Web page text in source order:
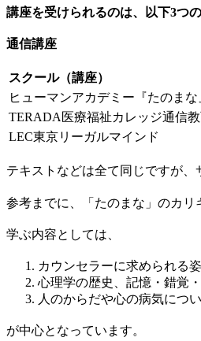
講座を受けられるのは、以下3つ
通信講座
スクール（講座）
ヒューマンアカデミー『たのまな
TERADA医療福祉カレッジ通信
LEC東京リーガルマインド
テキストなどは全て同じですが、
参考までに、「たのまな」のカリ
学ぶ内容としては、
カウンセラーに求められる
心理学の歴史、記憶・錯覚
人のからだや心の病気につ
が中心となっています。